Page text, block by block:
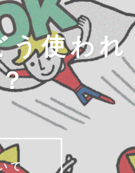
う使われ
て